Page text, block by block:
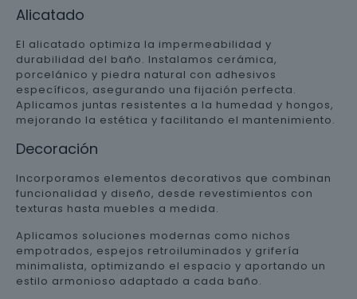
Alicatado
El alicatado optimiza la impermeabilidad y
durabilidad del baño. Instalamos cerámica,
porcelánico y piedra natural con adhesivos
específicos, asegurando una fijación perfecta.
Aplicamos juntas resistentes a la humedad y hongos,
mejorando la estética y facilitando el mantenimiento.
Decoración
Incorporamos elementos decorativos que combinan
funcionalidad y diseño, desde revestimientos con
texturas hasta muebles a medida.
Aplicamos soluciones modernas como nichos
empotrados, espejos retroiluminados y grifería
minimalista, optimizando el espacio y aportando un
estilo armonioso adaptado a cada baño.